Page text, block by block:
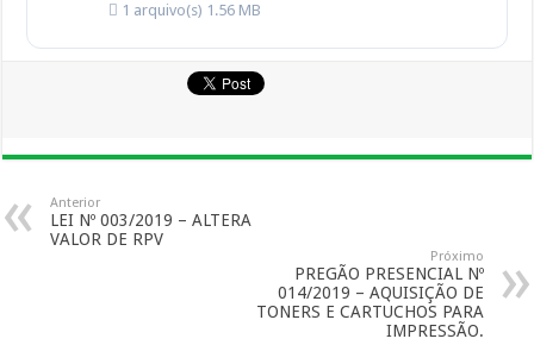
1 arquivo(s) 1.56 MB
Anterior
LEI Nº 003/2019 – ALTERA
VALOR DE RPV
Próximo
PREGÃO PRESENCIAL Nº
014/2019 – AQUISIÇÃO DE
TONERS E CARTUCHOS PARA
IMPRESSÃO.